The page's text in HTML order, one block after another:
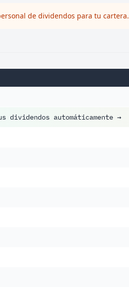
de dividendos para tu cartera.
automáticamente →